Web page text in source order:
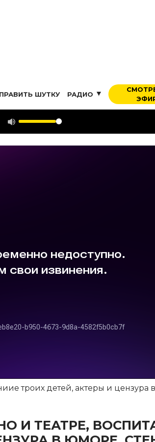
ШУТКУ РАДИО
троих детей, актеры и цензура
И ТЕАТРЕ,